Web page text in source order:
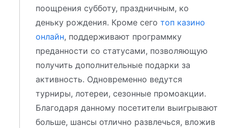
поощрения субботу, праздничным, ко
деньку рождения. Кроме сего топ казино
онлайн, поддерживают программку
преданности со статусами, позволяющую
получить дополнительные подарки за
активность. Одновременно ведутся
турниры, лотереи, сезонные промоакции.
Благодаря данному посетители выигрывают
больше, шансы отлично развлечься, вложив